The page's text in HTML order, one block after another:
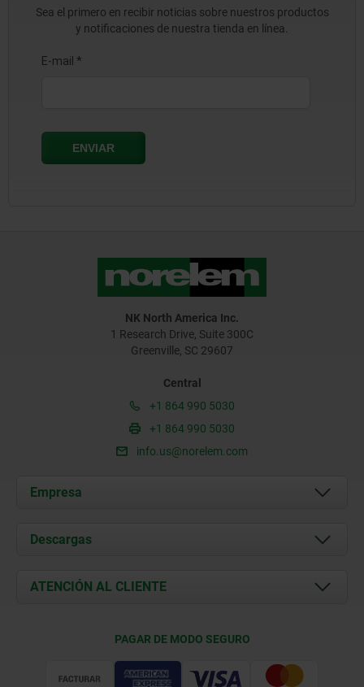
Sea el primero en recibir noticias sobre nuestros productos
y notificaciones de nuestra tienda en línea.
NK North America Inc.
1 Research Drive, Suite 300C
Greenville, SC 29607
Central
+1 864 990 5030
+1 864 990 5030
info.us@norelem.com
Empresa
Acerca de nosotros
Contacto
Descargas
Documents
ATENCIÓN AL CLIENTE
PAGAR DE MODO SEGURO